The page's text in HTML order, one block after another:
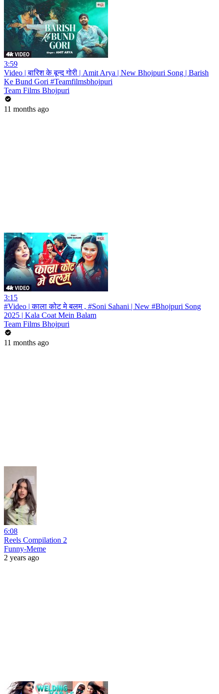
3:59
Video | बारिश के बून्द गोरी | Amit Arya | New Bhojpuri Song | Barish
Ke Bund Gori #Teamfilmsbhojpuri
Team Films Bhojpuri
11 months ago
3:15
#Video | काला कोट मे बलम , #Soni Sahani | New #Bhojpuri Song
2025 | Kala Coat Mein Balam
Team Films Bhojpuri
11 months ago
6:08
Reels Compilation 2
Funny-Meme
2 years ago